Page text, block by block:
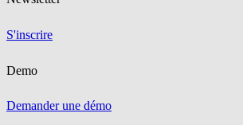
S'inscrire
Demo
Demander une démo